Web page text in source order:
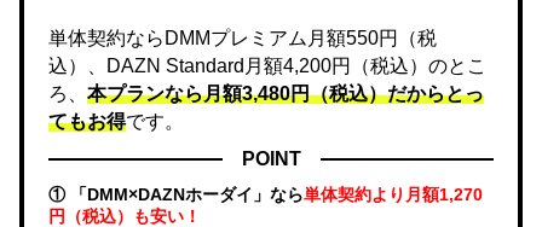
単体契約ならDMMプレミアム月額550円（税
込）、DAZN Standard月額4,200円（税込）のとこ
ろ、 本プランなら月額3,480円（税込）だからとっ
てもお得です。
POINT
① 「DMM×DAZNホーダイ」なら単体契約より月額1,270
円（税込）も安い！